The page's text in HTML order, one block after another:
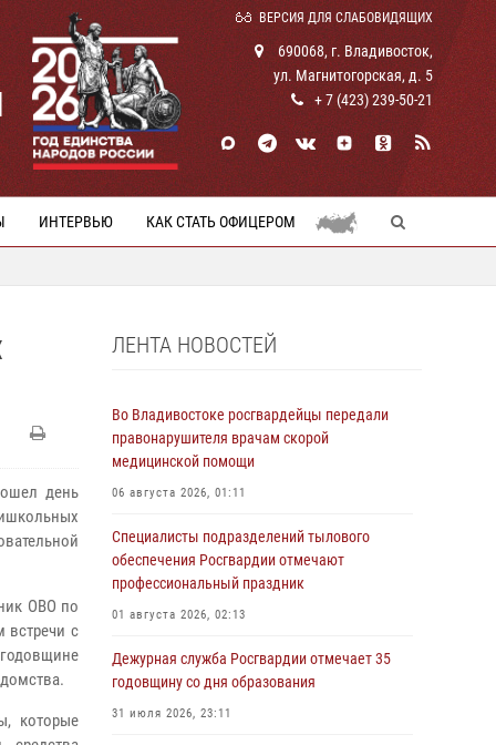
ВЕРСИЯ ДЛЯ СЛАБОВИДЯЩИХ
690068, г. Владивосток,
ул. Магнитогорская, д. 5
+ 7 (423) 239-50-21
ИНТЕРВЬЮ КАК СТАТЬ ОФИЦЕРОМ
день
ОВО по
встречи с
которые
ЛЕНТА НОВОСТЕЙ
Во Владивостоке росгвардейцы передали
правонарушителя врачам скорой
медицинской помощи
06 августа 2026, 01:11
Специалисты подразделений тылового
обеспечения Росгвардии отмечают
профессиональный праздник
01 августа 2026, 02:13
Дежурная служба Росгвардии отмечает 35
годовщину со дня образования
31 июля 2026, 23:11